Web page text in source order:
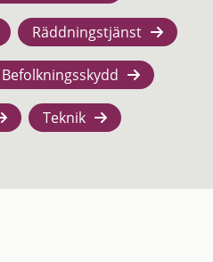
Räddningstjänst
Befolkningsskydd
Teknik